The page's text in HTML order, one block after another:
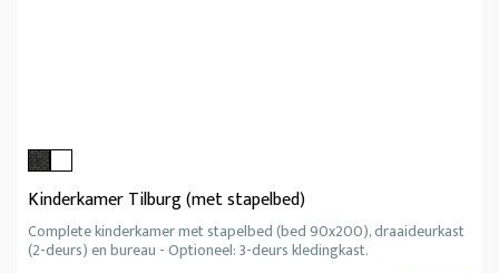
Kinderkamer Tilburg (met stapelbed)
Complete kinderkamer met stapelbed (bed 90x200), draaideurkast
(2-deurs) en bureau - Optioneel: 3-deurs kledingkast.